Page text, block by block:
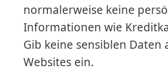
normalerweise keine
Informationen wie
Gib keine sensiblen Daten
Websites ein.